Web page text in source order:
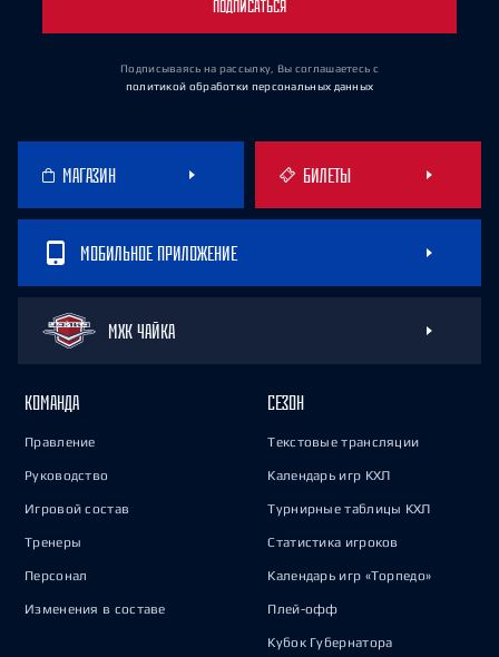
ПОДПИСАТЬСЯ
Подписываясь на рассылку, Вы соглашаетесь с
политикой обработки персональных данных
МАГАЗИН БИЛЕТЫ
МОБИЛЬНОЕ ПРИЛОЖЕНИЕ
МХК ЧАЙКА
КОМАНДА
Правление
Руководство
Игровой состав
Тренеры
Персонал
Изменения в составе
СЕЗОН
Текстовые трансляции
Календарь игр КХЛ
Турнирные таблицы КХЛ
Статистика игроков
Календарь игр «Торпедо»
Плей-офф
Кубок Губернатора